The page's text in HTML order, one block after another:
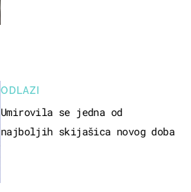
ODLAZI
Umirovila se jedna od
najboljih skijašica novog doba